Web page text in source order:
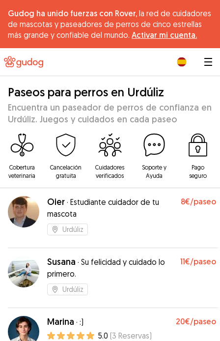
Gudog ha unido fuerzas con Rover, la red de cuidadores
de mascotas y paseadores de perros de cinco estrellas
más grande y confiable del mundo. Activar mi cuenta.
Paseos para perros en Urdúliz
Encuentra un paseador de perros de confianza en
Urdúliz. Juegos y cuidados en cada paseo
Cobertura
veterinaria
Cancelación
gratuita
Cuidadores
verificados
Soporte y
Ayuda
Pago
seguro
Oier · Estudiante cuidador de tu
mascota
8€/paseo
Urdúliz
Susana · Su felicidad y cuidado lo
primero.
11€/paseo
Urdúliz
Marina · :) 20€/paseo
5.0 (3 Reservas)